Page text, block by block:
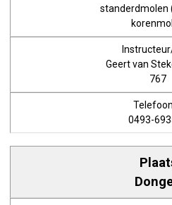
standerdmolen
Geert van
767
0493-